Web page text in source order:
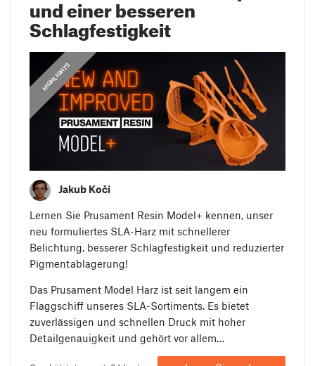
und einer besseren
Schlagfestigkeit
HIGHLIGHTS
Jakub Kočí
Lernen Sie Prusament Resin Model+ kennen, unser
neu formuliertes SLA-Harz mit schnellerer
Belichtung, besserer Schlagfestigkeit und reduzierter
Pigmentablagerung!
Das Prusament Model Harz ist seit langem ein
Flaggschiff unseres SLA-Sortiments. Es bietet
zuverlässigen und schnellen Druck mit hoher
Detailgenauigkeit und gehört vor allem…